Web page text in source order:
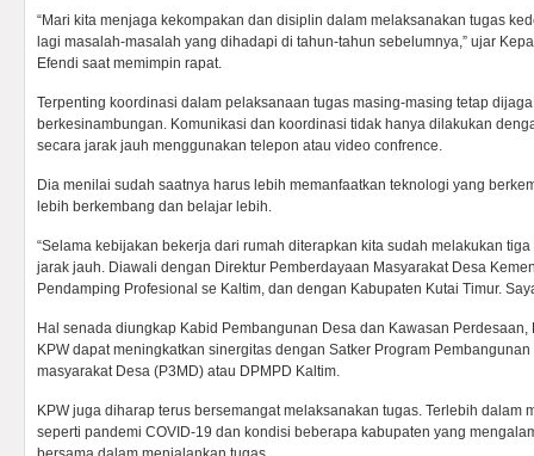
“Mari kita menjaga kekompakan dan disiplin dalam melaksanakan tugas
lagi masalah-masalah yang dihadapi di tahun-tahun sebelumnya,” ujar
Efendi saat memimpin rapat.
Terpenting koordinasi dalam pelaksanaan tugas masing-masing tetap
berkesinambungan. Komunikasi dan koordinasi tidak hanya dilakukan
secara jarak jauh menggunakan telepon atau video confrence.
Dia menilai sudah saatnya harus lebih memanfaatkan teknologi yang
lebih berkembang dan belajar lebih.
“Selama kebijakan bekerja dari rumah diterapkan kita sudah melakukan
jarak jauh. Diawali dengan Direktur Pemberdayaan Masyarakat Desa
Pendamping Profesional se Kaltim, dan dengan Kabupaten Kutai Timur.
Hal senada diungkap Kabid Pembangunan Desa dan Kawasan
KPW dapat meningkatkan sinergitas dengan Satker Program
masyarakat Desa (P3MD) atau DPMPD Kaltim.
KPW juga diharap terus bersemangat melaksanakan tugas. Terlebih dalam
seperti pandemi COVID-19 dan kondisi beberapa kabupaten yang